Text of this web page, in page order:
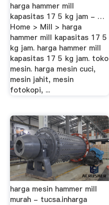
harga hammer mill
kapasitas 17 5 kg jam - …
Home > Mill > harga
hammer mill kapasitas 17 5
kg jam. harga hammer mill
kapasitas 17 5 kg jam. toko
mesin. harga mesin cuci,
mesin jahit, mesin
fotokopi, ...
harga mesin hammer mill
murah - tucsa.inharga